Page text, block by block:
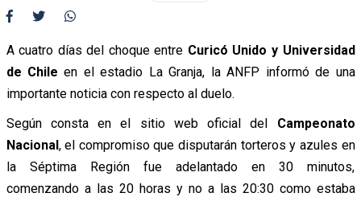
A cuatro días del choque entre Curicó Unido y Universidad
de Chile en el estadio La Granja, la ANFP informó de una
importante noticia con respecto al duelo.
Según consta en el sitio web oficial del Campeonato
Nacional, el compromiso que disputarán torteros y azules en
la Séptima Región fue adelantado en 30 minutos,
comenzando a las 20 horas y no a las 20:30 como estaba